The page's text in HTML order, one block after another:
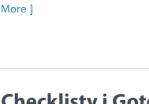
More ]